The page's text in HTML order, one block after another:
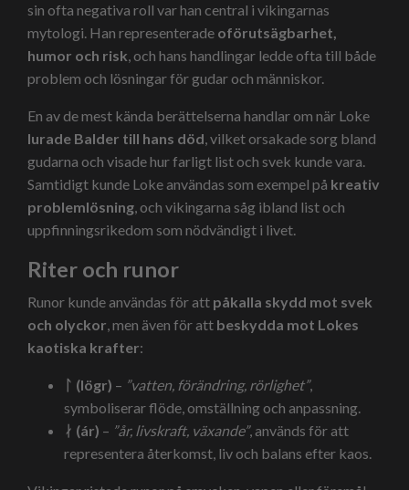
sin ofta negativa roll var han central i vikingarnas
mytologi. Han representerade oförutsägbarhet,
humor och risk, och hans handlingar ledde ofta till både
problem och lösningar för gudar och människor.
En av de mest kända berättelserna handlar om när Loke
lurade Balder till hans död, vilket orsakade sorg bland
gudarna och visade hur farligt list och svek kunde vara.
Samtidigt kunde Loke användas som exempel på kreativ
problemlösning, och vikingarna såg ibland list och
uppfinningsrikedom som nödvändigt i livet.
Riter och runor
Runor kunde användas för att påkalla skydd mot svek
och olyckor, men även för att beskydda mot Lokes
kaotiska krafter:
ᛚ (lögr) – ”vatten, förändring, rörlighet”,
symboliserar flöde, omställning och anpassning.
ᛅ (ár) – ”år, livskraft, växande”, används för att
representera återkomst, liv och balans efter kaos.